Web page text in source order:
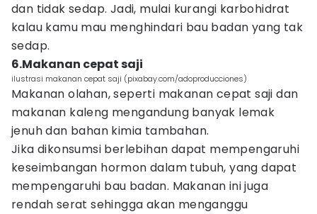
dan tidak sedap. Jadi, mulai kurangi karbohidrat
kalau kamu mau menghindari bau badan yang tak
sedap.
6.Makanan cepat saji
ilustrasi makanan cepat saji (pixabay.com/adoproducciones)
Makanan olahan, seperti makanan cepat saji dan
makanan kaleng mengandung banyak lemak
jenuh dan bahan kimia tambahan.
Jika dikonsumsi berlebihan dapat mempengaruhi
keseimbangan hormon dalam tubuh, yang dapat
mempengaruhi bau badan. Makanan ini juga
rendah serat sehingga akan menganggu